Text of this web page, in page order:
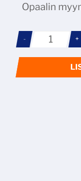
Opaalin
- +